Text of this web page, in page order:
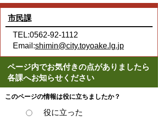
市民課
TEL:0562-92-1112
Email:shimin@city.toyoake.lg.jp
ページ内でお気付きの点がありましたら
各課へお知らせください
このページの情報は役に立ちましたか？
役に立った